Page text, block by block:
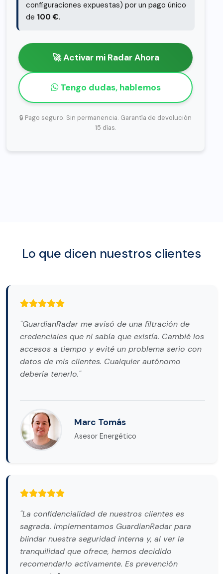
configuraciones expuestas) por un pago único
de 100 €.
🚀 Activar mi Radar Ahora
Tengo dudas, hablemos
🔒 Pago seguro. Sin permanencia. Garantía de devolución
15 días.
Lo que dicen nuestros clientes
"GuardianRadar me avisó de una filtración de
credenciales que ni sabía que existía. Cambié los
accesos a tiempo y evité un problema serio con
datos de mis clientes. Cualquier autónomo
debería tenerlo."
Marc Tomás
Asesor Energético
"La confidencialidad de nuestros clientes es
sagrada. Implementamos GuardianRadar para
blindar nuestra seguridad interna y, al ver la
tranquilidad que ofrece, hemos decidido
recomendarlo activamente. Es prevención